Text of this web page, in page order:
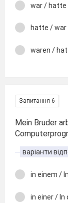
war / hatte
hatte / war
waren /
Запитання 6
Mein Bruder
варіанти
in einem /
in einer / In